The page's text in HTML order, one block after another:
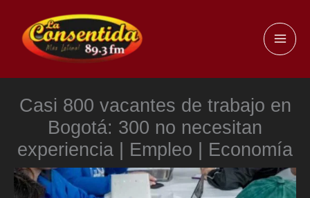
contenido
Casi 800 vacantes de trabajo en
Bogotá: 300 no necesitan
experiencia | Empleo | Economía